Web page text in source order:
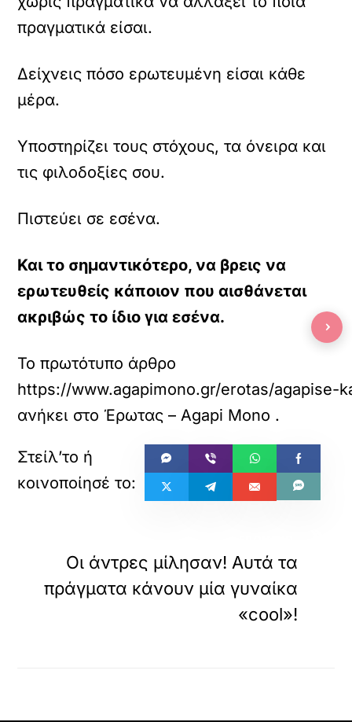
πραγματικά είσαι.
Δείχνεις πόσο ερωτευμένη είσαι κάθε
μέρα.
Υποστηρίζει τους στόχους, τα όνειρα και
τις φιλοδοξίες σου.
Πιστεύει σε εσένα.
Και το σημαντικότερο, να βρεις να
ερωτευθείς κάποιον που αισθάνεται
ακριβώς το ίδιο για εσένα.
Το πρωτότυπο άρθρο
https://www.agapimono.gr/erotas/agapise-
ανήκει στο Έρωτας – Agapi Mono .
Οι άντρες μίλησαν! Αυτά τα
πράγματα κάνουν μία γυναίκα
«cool»!
›